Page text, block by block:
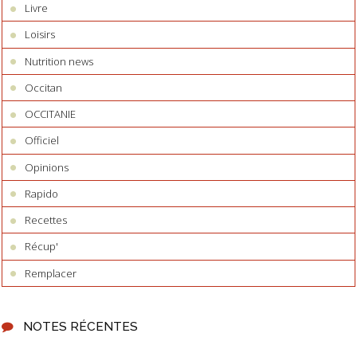
Livre
Loisirs
Nutrition news
Occitan
OCCITANIE
Officiel
Opinions
Rapido
Recettes
Récup'
Remplacer
NOTES RÉCENTES